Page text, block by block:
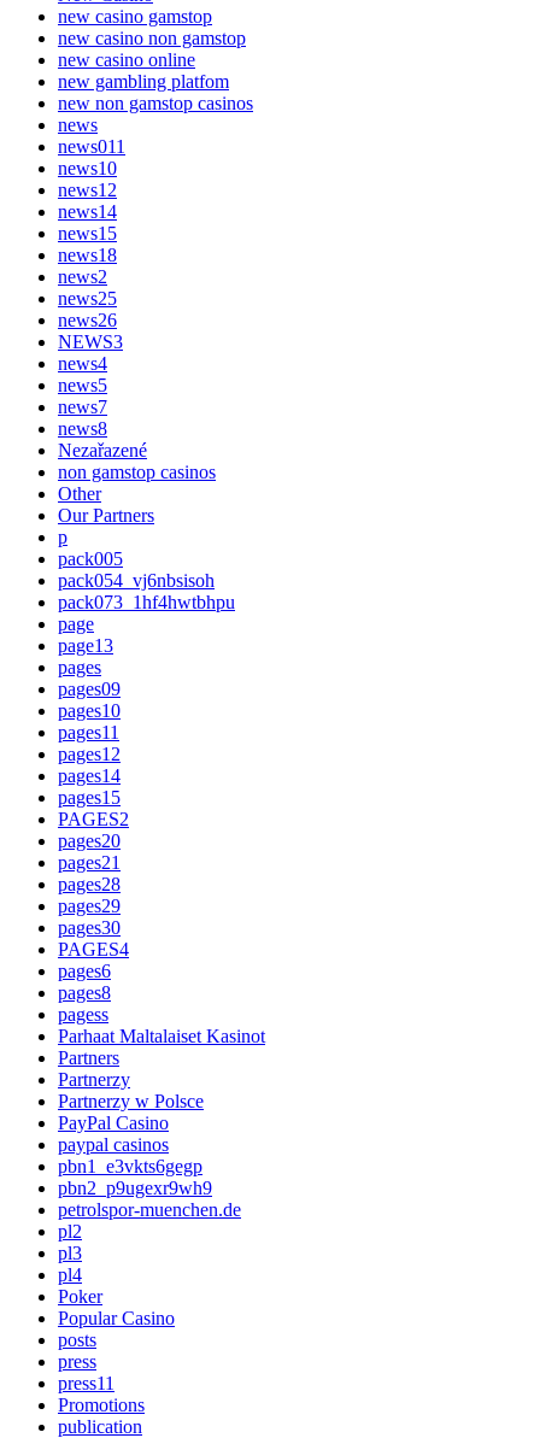
new casino gamstop
new casino non gamstop
new casino online
new gambling platfom
new non gamstop casinos
news
news011
news10
news12
news14
news15
news18
news2
news25
news26
NEWS3
news4
news5
news7
news8
Nezařazené
non gamstop casinos
Other
Our Partners
p
pack005
pack054_vj6nbsisoh
pack073_1hf4hwtbhpu
page
page13
pages
pages09
pages10
pages11
pages12
pages14
pages15
PAGES2
pages20
pages21
pages28
pages29
pages30
PAGES4
pages6
pages8
pagess
Parhaat Maltalaiset Kasinot
Partners
Partnerzy
Partnerzy w Polsce
PayPal Casino
paypal casinos
pbn1_e3vkts6gegp
pbn2_p9ugexr9wh9
petrolspor-muenchen.de
pl2
pl3
pl4
Poker
Popular Casino
posts
press
press11
Promotions
publication